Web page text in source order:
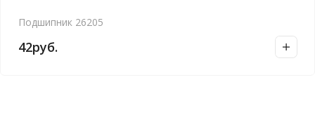
Подшипник 26205
42руб.